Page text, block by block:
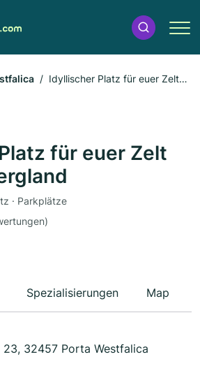
Idyllischer Platz für euer Zelt
für euer Zelt
· Parkplätze
Spezialisierungen Map
23, 32457 Porta Westfalica